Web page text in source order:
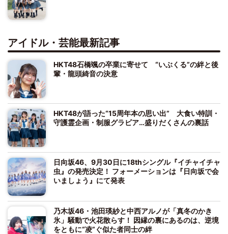
アイドル・芸能最新記事
HKT48石橋颯の卒業に寄せて “いぶくる”の絆と後
輩・龍頭綺音の決意
HKT48が語った“15周年本の思い出” 大食い特訓・
守護霊企画・制服グラビア…盛りだくさんの裏話
日向坂46、9月30日に18thシングル『イチャイチャ
虫』の発売決定！ フォーメーションは『日向坂で会
いましょう』にて発表
乃木坂46・池田瑛紗と中西アルノが「真冬のかき
氷」騒動で火花散らす！ 因縁の裏にあるのは、逆境
をともに“凌”ぐ似た者同士の絆